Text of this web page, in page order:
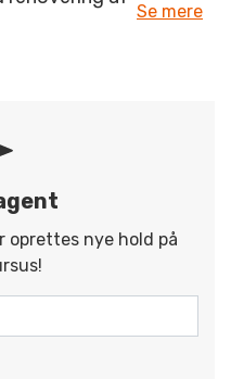
Se mere
oprettes nye hold på